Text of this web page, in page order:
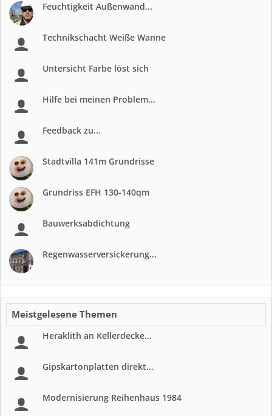
Feuchtigkeit Außenwand...
Technikschacht Weiße Wanne
Untersicht Farbe löst sich
Hilfe bei meinen Problem...
Feedback zu...
Stadtvilla 141m Grundrisse
Grundriss EFH 130-140qm
Bauwerksabdichtung
Regenwasserversickerung...
Meistgelesene Themen
Heraklith an Kellerdecke...
Gipskartonplatten direkt...
Modernisierung Reihenhaus 1984